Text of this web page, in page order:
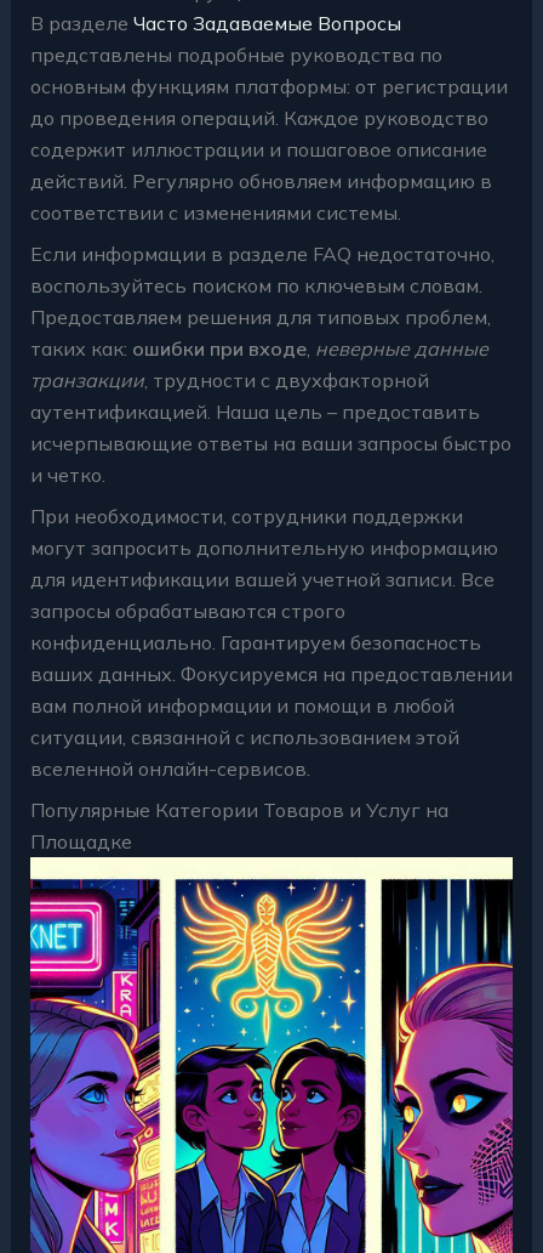
В разделе Часто Задаваемые Вопросы
представлены подробные руководства по
основным функциям платформы: от регистрации
до проведения операций. Каждое руководство
содержит иллюстрации и пошаговое описание
действий. Регулярно обновляем информацию в
соответствии с изменениями системы.
Если информации в разделе FAQ недостаточно,
воспользуйтесь поиском по ключевым словам.
Предоставляем решения для типовых проблем,
таких как: ошибки при входе, неверные данные
транзакции, трудности с двухфакторной
аутентификацией. Наша цель – предоставить
исчерпывающие ответы на ваши запросы быстро
и четко.
При необходимости, сотрудники поддержки
могут запросить дополнительную информацию
для идентификации вашей учетной записи. Все
запросы обрабатываются строго
конфиденциально. Гарантируем безопасность
ваших данных. Фокусируемся на предоставлении
вам полной информации и помощи в любой
ситуации, связанной с использованием этой
вселенной онлайн-сервисов.
Популярные Категории Товаров и Услуг на
Площадке